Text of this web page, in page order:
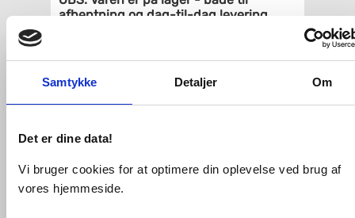
Samtykke Detaljer Om
Det er dine data!
Vi bruger cookies for at optimere din oplevelse ved brug af
vores hjemmeside.
afhentning og dag-til-dag levering.
Skjult montage
Diameter 90/60 mm
Kan monteres med skruer eller lim
herunder)
DB nr 5324561
Relaterede produkter